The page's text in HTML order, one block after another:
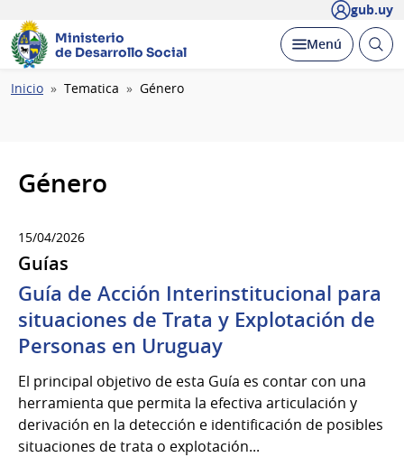
gub.uy
Ministerio
de Desarrollo Social
Desplegar
Menú Abrir
Ruta
Inicio Tematica Género
Género
15/04/2026
Guías
Guía de Acción Interinstitucional para
situaciones de Trata y Explotación de
Personas en Uruguay
El principal objetivo de esta Guía es contar con una
herramienta que permita la efectiva articulación y
derivación en la detección e identificación de posibles
situaciones de trata o explotación...